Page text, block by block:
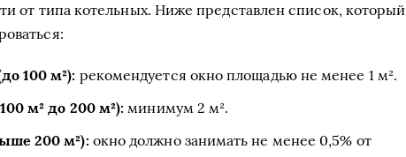
от типа котельных. Ниже представлен список, который
100 м²): рекомендуется окно площадью не менее 1 м².
м² до 200 м²): минимум 2 м².
200 м²): окно должно занимать не менее 0,5% от